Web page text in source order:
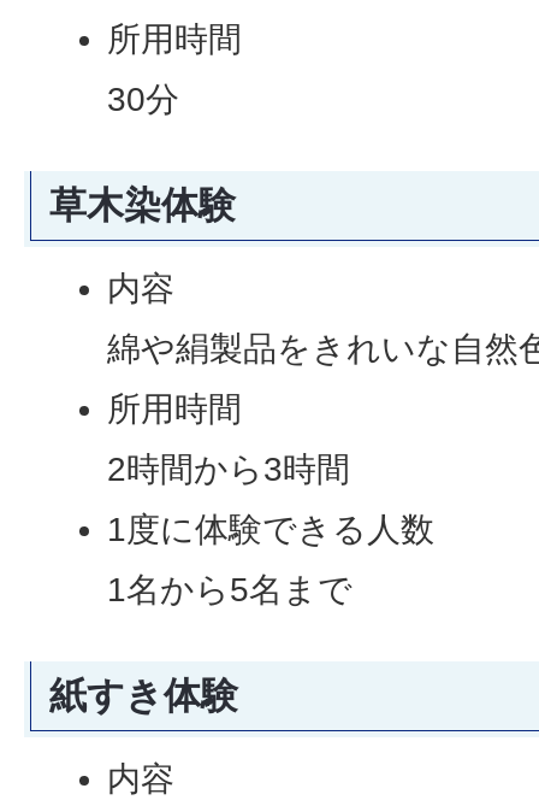
所用時間
30分
草木染体験
内容
綿や絹製品をきれいな自然
所用時間
2時間から3時間
1度に体験できる人数
1名から5名まで
紙すき体験
内容